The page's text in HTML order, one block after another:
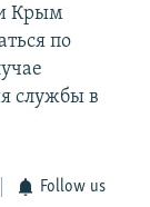
Крым
по
службы в
Follow us